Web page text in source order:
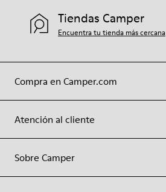
Compra en Camper.com
Atención al cliente
Sobre Camper
Tiendas Camper
Encuentra tu tienda más cercana